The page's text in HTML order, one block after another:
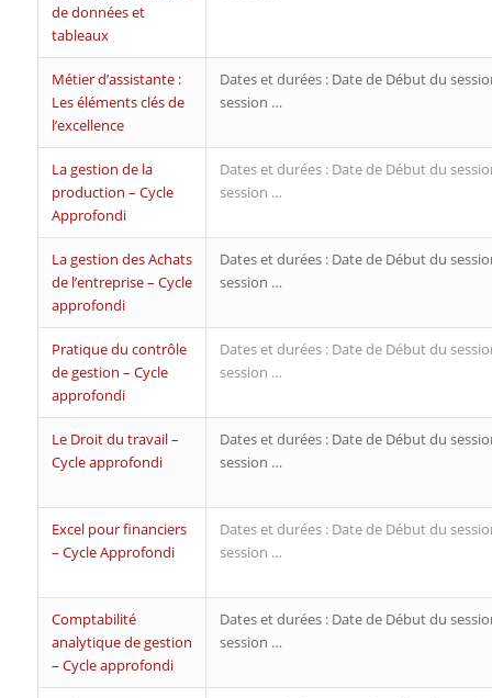
de données et
tableaux
Métier d’assistante :
Les éléments clés de
l’excellence
Dates et durées : Date de Début du
session …
La gestion de la
production – Cycle
Approfondi
Dates et durées : Date de Début du
session …
La gestion des Achats
de l’entreprise – Cycle
approfondi
Dates et durées : Date de Début du
session …
Pratique du contrôle
de gestion – Cycle
approfondi
Dates et durées : Date de Début du
session …
Le Droit du travail –
Cycle approfondi
Dates et durées : Date de Début du
session …
Excel pour financiers
– Cycle Approfondi
Dates et durées : Date de Début du
session …
Comptabilité
analytique de gestion
– Cycle approfondi
Dates et durées : Date de Début du
session …